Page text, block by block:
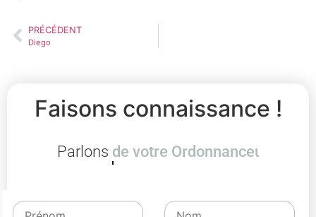
PRÉCÉDENT
Diego
Faisons connaissance !
Parlons de votre